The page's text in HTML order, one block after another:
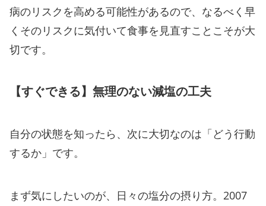
病のリスクを高める可能性があるので、なるべく早
くそのリスクに気付いて食事を見直すことこそが大
切です。
【すぐできる】無理のない減塩の工夫
自分の状態を知ったら、次に大切なのは「どう行動
するか」です。
まず気にしたいのが、日々の塩分の摂り方。2007